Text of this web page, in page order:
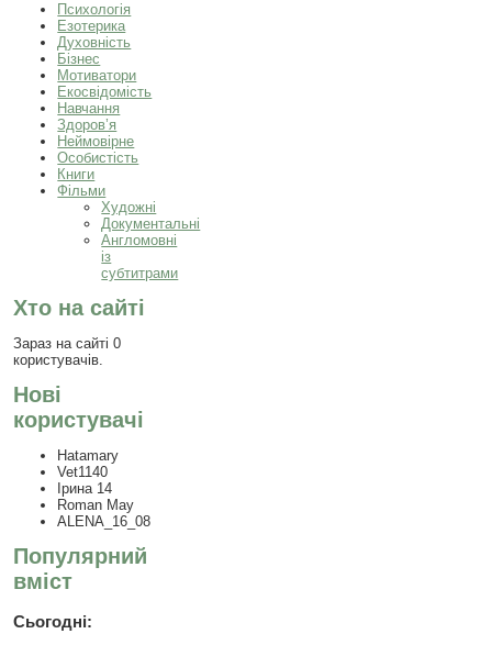
Психологія
Езотерика
Духовність
Бізнес
Мотиватори
Екосвідомість
Навчання
Здоров’я
Неймовірне
Особистість
Книги
Фільми
Художні
Документальні
Англомовні
із
субтитрами
Хто на сайті
Зараз на сайті 0
користувачів.
Нові
користувачі
Hatamary
Vet1140
Ірина 14
Roman May
ALENA_16_08
Популярний
вміст
Сьогодні: